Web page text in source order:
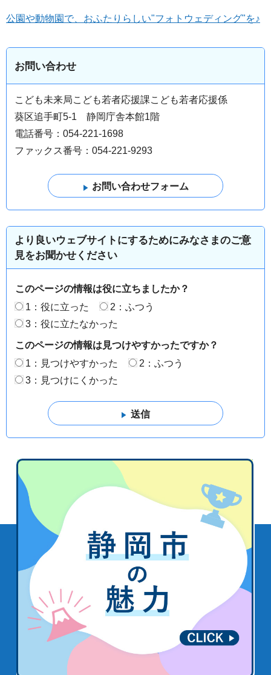
公園や動物園で、おふたりらしい"フォトウェディング"を♪
お問い合わせ
こども未来局こども若者応援課こども若者応援係
葵区追手町5-1 静岡庁舎本館1階
電話番号：054-221-1698
ファックス番号：054-221-9293
より良いウェブサイトにするためにみなさまのご意
見をお聞かせください
このページの情報は役に立ちましたか？
1：役に立った
2：ふつう
3：役に立たなかった
このページの情報は見つけやすかったですか？
1：見つけやすかった
2：ふつう
3：見つけにくかった